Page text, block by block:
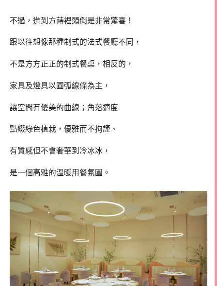
不過，進到方蒔裡頭倒是非常驚喜！
跟以往想像那種制式的法式餐廳不同，
不是方方正正的制式餐桌，相反的，
家具及燈具以圓弧線條為主，
讓空間有優美的曲線；角落適度
點綴綠色植栽，優雅而不拘謹、
有質感但不會奢華到冷冰冰，
是一個高雅的溫暖用餐氛圍。